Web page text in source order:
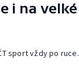
i na velké
sport vždy po ruce.